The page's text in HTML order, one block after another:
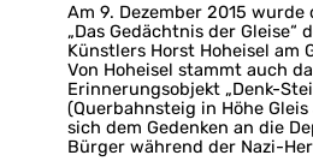
Am 9. Dezember 2015
„Das Gedächtnis der Gleise“
Künstlers Horst Hoheisel am
Von Hoheisel stammt auch
Erinnerungsobjekt „Denk-
(Querbahnsteig in Höhe
sich dem Gedenken an die
Bürger während der Nazi-